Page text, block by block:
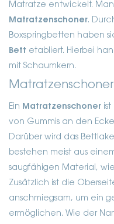
Matratze entwickelt.
Matratzenschoner.
Boxspringbetten haben
Bett etabliert. Hierbei
mit Schaumkern.
Matratzenschoner
Ein Matratzenschoner
von Gummis an den
Darüber wird das
bestehen meist aus
saugfähigen Material,
Zusätzlich ist die
anschmiegsam, um ein
ermöglichen. Wie der